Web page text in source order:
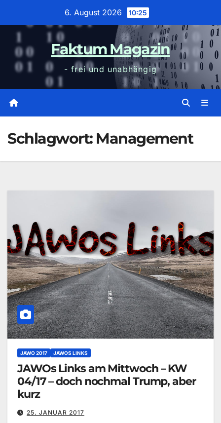
6. August 2026 10:25
Faktum Magazin
- frei und unabhängig
Schlagwort: Management
JAWO 2017 JAWOS LINKS
JAWOs Links am Mittwoch – KW
04/17 – doch nochmal Trump, aber
kurz
25. JANUAR 2017